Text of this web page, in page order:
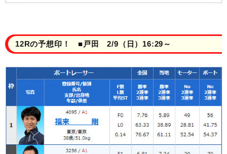
12Rの予想印！ ■戸田 2/9（日）16:29～